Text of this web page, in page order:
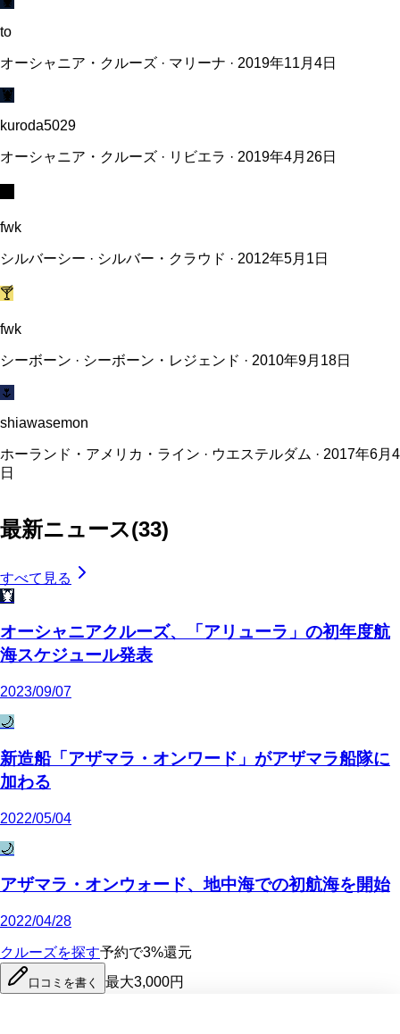
to
オーシャニア・クルーズ · マリーナ · 2019年11月4日
🦞
kuroda5029
オーシャニア・クルーズ · リビエラ · 2019年4月26日
fwk
シルバーシー · シルバー・クラウド · 2012年5月1日
🍸
fwk
シーボーン · シーボーン・レジェンド · 2010年9月18日
🌷
shiawasemon
ホーランド・アメリカ・ライン · ウエステルダム · 2017年6月4
日
最新ニュース(33)
すべて見る
🦞
オーシャニアクルーズ、「アリューラ」の初年度航
海スケジュール発表
2023/09/07
🌙
新造船「アザマラ・オンワード」がアザマラ船隊に
加わる
2022/05/04
🌙
アザマラ・オンウォード、地中海での初航海を開始
2022/04/28
クルーズを探す予約で3%還元
口コミを書く 最大3,000円